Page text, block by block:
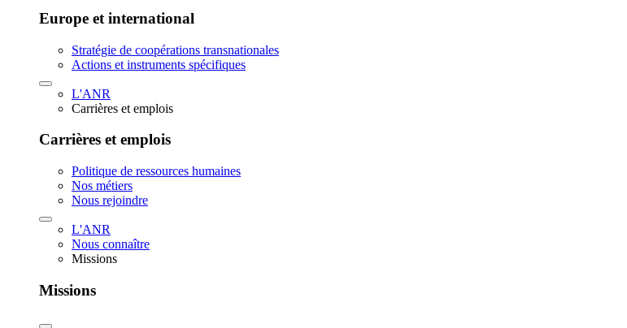
Europe et international
Stratégie de coopérations transnationales
Actions et instruments spécifiques
L'ANR
Carrières et emplois
Carrières et emplois
Politique de ressources humaines
Nos métiers
Nous rejoindre
L'ANR
Nous connaître
Missions
Missions